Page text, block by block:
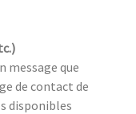
message que
de contact de
disponibles